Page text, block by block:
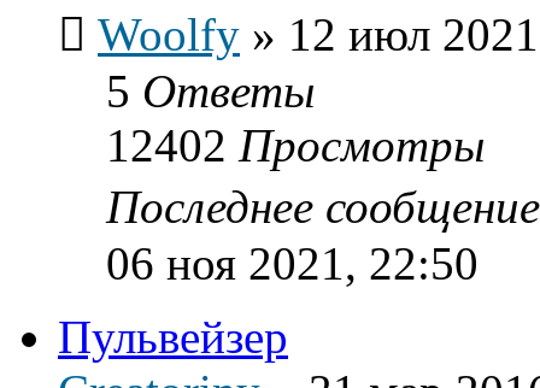
Woolfy » 12 июл
5 Ответы
12402 Просмотры
Последнее
06 ноя 2021, 22:50
Пульвейзер